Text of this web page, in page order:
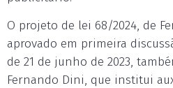
O projeto de lei 68/2024, de
aprovado em primeira
de 21 de junho de 2023,
Fernando Dini, que institui